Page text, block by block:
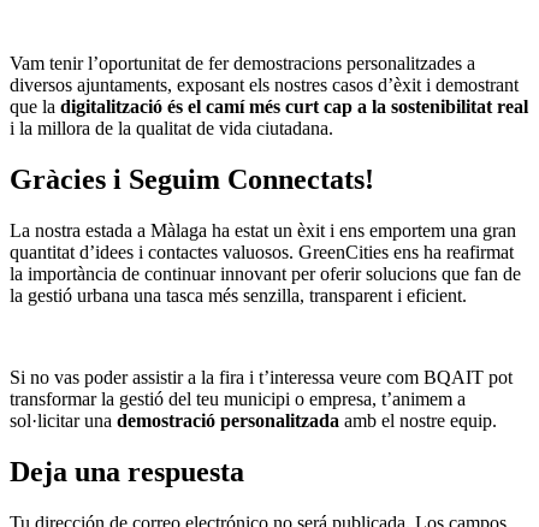
Vam tenir l’oportunitat de fer demostracions personalitzades a
diversos ajuntaments, exposant els nostres casos d’èxit i demostrant
que la digitalització és el camí més curt cap a la sostenibilitat real
i la millora de la qualitat de vida ciutadana.
Gràcies i Seguim Connectats!
La nostra estada a Màlaga ha estat un èxit i ens emportem una gran
quantitat d’idees i contactes valuosos. GreenCities ens ha reafirmat
la importància de continuar innovant per oferir solucions que fan de
la gestió urbana una tasca més senzilla, transparent i eficient.
Si no vas poder assistir a la fira i t’interessa veure com BQAIT pot
transformar la gestió del teu municipi o empresa, t’animem a
sol·licitar una demostració personalitzada amb el nostre equip.
Deja una respuesta
Tu dirección de correo electrónico no será publicada. Los campos